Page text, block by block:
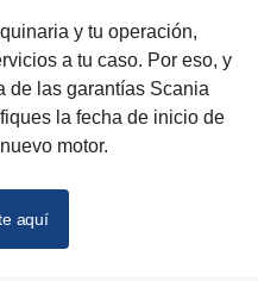
y tu operación,
a tu caso. Por eso, y
de las garantías Scania
la fecha de inicio de
motor.
aquí